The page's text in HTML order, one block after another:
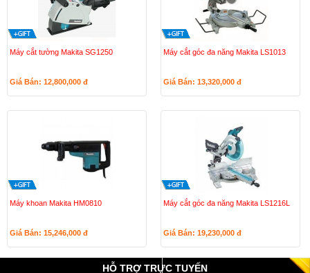
Máy cắt tường Makita SG1250
Giá Bán: 12,800,000 đ
Máy cắt góc đa năng Makita LS1013
Giá Bán: 13,320,000 đ
Máy khoan Makita HM0810
Giá Bán: 15,246,000 đ
Máy cắt góc đa năng Makita LS1216L
Giá Bán: 19,230,000 đ
HỖ TRỢ TRỰC TUYẾN